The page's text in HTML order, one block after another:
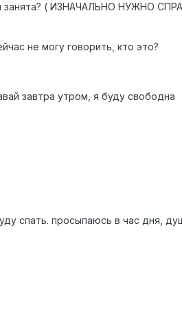
занята? ( ИЗНАЧАЛЬНО НУЖНО
не могу говорить, кто это?
завтра утром, я буду свободна
спать. просыпаюсь в час дня,